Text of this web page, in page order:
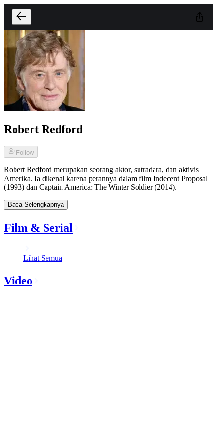
Robert Redford
Follow
Robert Redford merupakan seorang aktor, sutradara, dan aktivis
Amerika. Ia dikenal karena perannya dalam film Indecent Proposal
(1993) dan Captain America: The Winter Soldier (2014).
Baca Selengkapnya
Film & Serial
Lihat Semua
Video